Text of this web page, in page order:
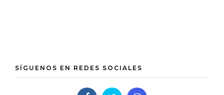
SÍGUENOS EN REDES SOCIALES